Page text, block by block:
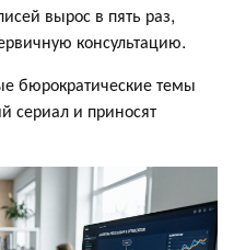
вырос в пять раз,
консультацию.
бюрократические темы
сериал и приносят